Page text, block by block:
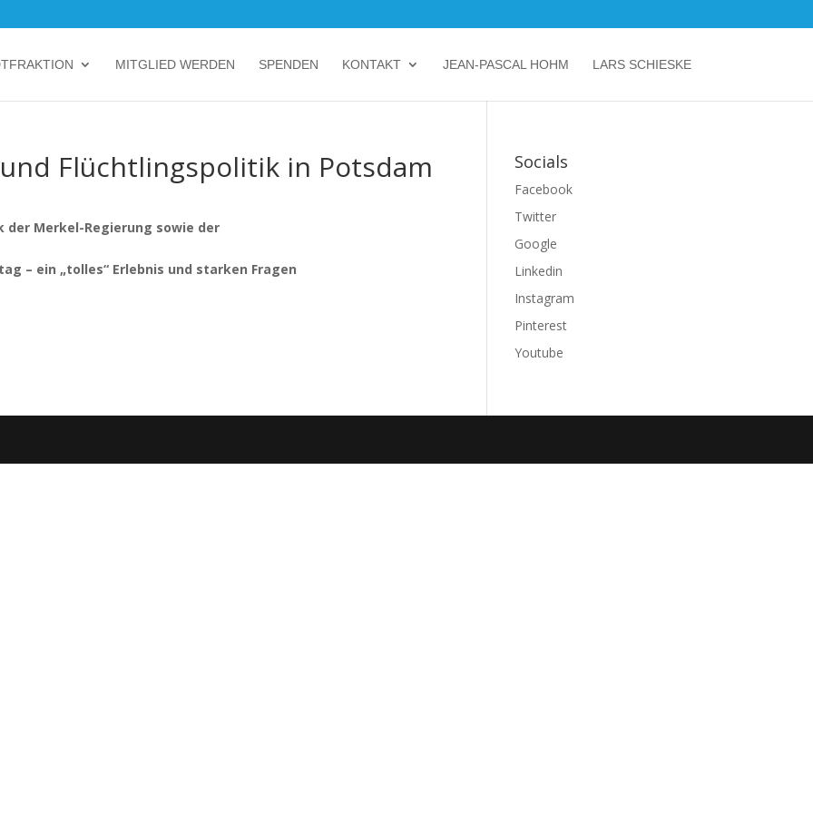
MITGLIED WERDEN SPENDEN KONTAKT JEAN-PASCAL HOHM LARS SCHIESKE
Flüchtlingspolitik in Potsdam
der Merkel-Regierung sowie der
– ein „tolles“ Erlebnis und starken Fragen
Socials
Facebook
Twitter
Google
Linkedin
Instagram
Pinterest
Youtube